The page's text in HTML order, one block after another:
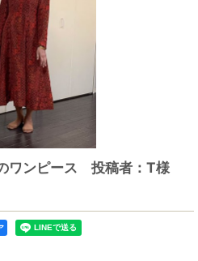
ワンピース 投稿者：T様